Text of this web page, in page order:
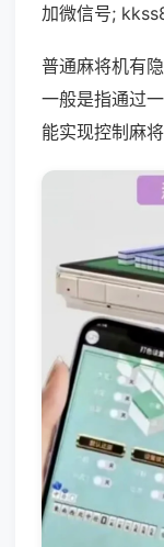
加微信号;
普通麻将机有
一般是指通过
能实现控制麻